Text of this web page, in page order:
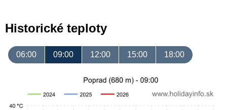
Historické teploty
06:00 09:00 12:00 15:00 18:00